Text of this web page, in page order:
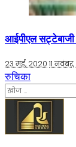
आईपीएल
23 मई, 2020 11
रुचिका
निम्न
को